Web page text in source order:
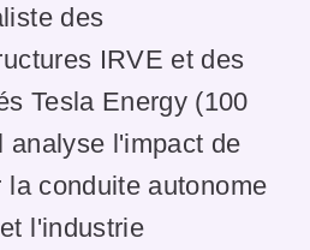
des
IRVE et des
Tesla Energy (100
analyse l'impact de
la conduite autonome
l'industrie